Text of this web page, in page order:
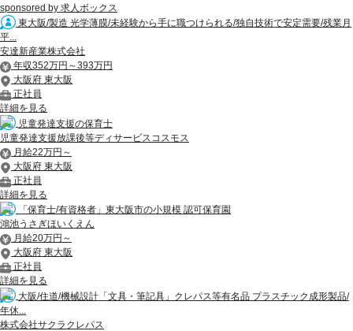
sponsored by 求人ボックス
東大阪/製造 光学薄膜/未経験から手に職つけられる/独自技術で安定需要/残業月
平...
安達新産業株式会社
年収352万円～393万円
大阪府 東大阪
正社員
詳細を見る
児童発達支援の保育士
児童発達支援放課後等ディサービスコスモス
月給22万円～
大阪府 東大阪
正社員
詳細を見る
「保育士/有資格者」東大阪市の小規模 認可保育園
鴻池うさぎほいくえん
月給20万円～
大阪府 東大阪
正社員
詳細を見る
大阪/住道/機械設計「文具・筆記具」クレパス等有名品 プラスチック成形製品/
年休...
株式会社サクラクレパス